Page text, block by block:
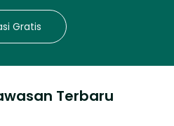
Gratis
Terbaru